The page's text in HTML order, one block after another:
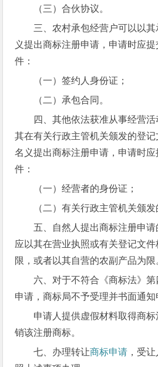
（三）合伙协议。
三、农村承包经营户可以以
义提出商标注册申请，申请时应
件：
（一）签约人身份证；
（二）承包合同。
四、其他依法获准从事经营
其在有关行政主管机关颁发的登
名义提出商标注册申请，申请时
件：
（一）经营者的身份证；
（二）有关行政主管机关颁发
五、自然人提出商标注册申请
应以其在营业执照或有关登记文
限，或者以其自营的农副产品为限
六、对于不符合《商标法》
申请，商标局不予受理并书面通知
申请人提供虚假材料取得商
销该注册商标。
七、办理转让商标申请 ，受